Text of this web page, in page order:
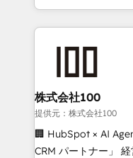
First, RevOps-led,
Company of the Year 2024/
and build AI-
from week one, in your time
Onboarding: Live in
around your
Move from any
株式会社100
提供元：株式会社100
🏢 HubSpot × AI
CRM パートナー」 経営課題と現場業務をつなぐAIネイ